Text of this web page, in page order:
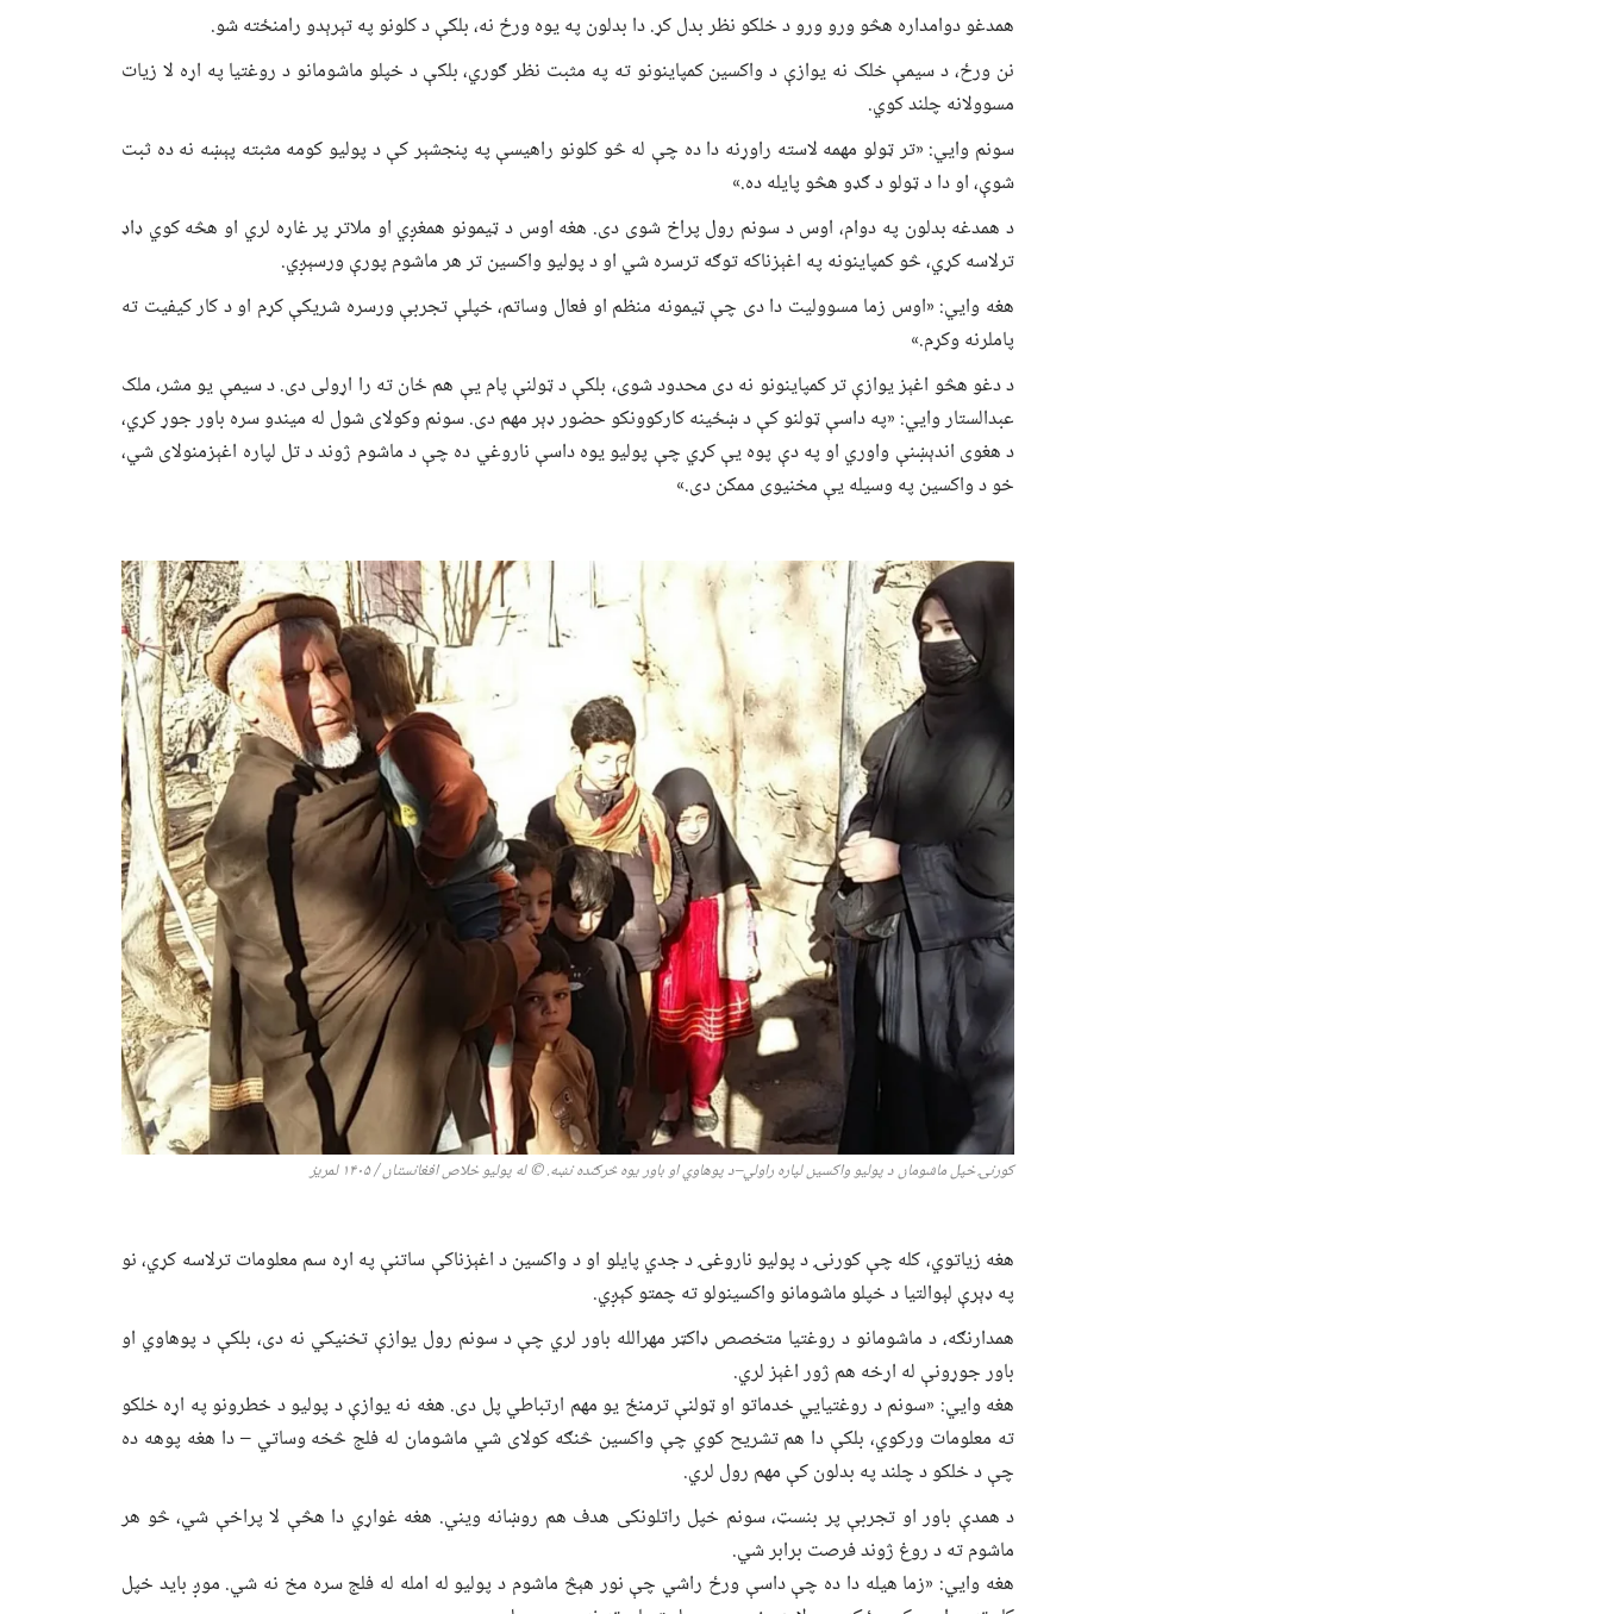
همدغو دوامداره هڅو ورو ورو د خلکو نظر بدل کړ. دا بدلون په یوه ورځ نه، بلکې د کلونو په تېرېدو رامنځته شو.
نن ورځ، د سیمې خلک نه یوازې د واکسین کمپاینونو ته په مثبت نظر ګوري، بلکې د خپلو ماشومانو د روغتیا په اړه لا زیات
مسوولانه چلند کوي.
سونم وایي: «تر ټولو مهمه لاسته راوړنه دا ده چې له څو کلونو راهیسې په پنجشېر کې د پولیو کومه مثبته پېښه نه ده ثبت
شوې، او دا د ټولو د ګډو هڅو پایله ده.»
د همدغه بدلون په دوام، اوس د سونم رول پراخ شوی دی. هغه اوس د ټیمونو همغږي او ملاتړ پر غاړه لري او هڅه کوي ډاډ
ترلاسه کړي، څو کمپاینونه په اغېزناکه توګه ترسره شي او د پولیو واکسین تر هر ماشوم پورې ورسېږي.
هغه وایي: «اوس زما مسوولیت دا دی چې ټیمونه منظم او فعال وساتم، خپلې تجربې ورسره شریکې کړم او د کار کیفیت ته
پاملرنه وکړم.»
د دغو هڅو اغېز یوازې تر کمپاینونو نه دی محدود شوی، بلکې د ټولنې پام یې هم ځان ته را اړولی دی. د سیمې یو مشر، ملک
عبدالستار وایي: «په داسې ټولنو کې د ښځینه کارکوونکو حضور ډېر مهم دی. سونم وکولای شول له میندو سره باور جوړ کړي،
د هغوی اندېښنې واوري او په دې پوه یې کړي چې پولیو یوه داسې ناروغي ده چې د ماشوم ژوند د تل لپاره اغېزمنولای شي،
خو د واکسین په وسیله یې مخنیوی ممکن دی.»
کورنۍ خپل ماشومان د پولیو واکسین لپاره راولي–د پوهاوي او باور یوه څرګنده نښه.
©له پولیو خلاص افغانستان /۱۴۰۵ لمریز
هغه زیاتوي، کله چې کورنۍ د پولیو ناروغۍ د جدي پایلو او د واکسین د اغېزناکې ساتنې په اړه سم معلومات ترلاسه کړي، نو
په ډېرې لېوالتیا د خپلو ماشومانو واکسینولو ته چمتو کېږي.
همدارنګه، د ماشومانو د روغتیا متخصص ډاکټر مهرالله باور لري چې د سونم رول یوازې تخنیکي نه دی، بلکې د پوهاوي او
باور جوړونې له اړخه هم ژور اغېز لري.
هغه وایي: «سونم د روغتیايي خدماتو او ټولنې ترمنځ یو مهم ارتباطي پل دی. هغه نه یوازې د پولیو د خطرونو په اړه خلکو
ته معلومات ورکوي، بلکې دا هم تشریح کوي چې واکسین څنګه کولای شي ماشومان له فلج څخه وساتي – دا هغه پوهه ده
چې د خلکو د چلند په بدلون کې مهم رول لري.
د همدې باور او تجربې پر بنسټ، سونم خپل راتلونکی هدف هم روښانه ویني. هغه غواړي دا هڅې لا پراخې شي، څو هر
ماشوم ته د روغ ژوند فرصت برابر شي.
هغه وایي: «زما هیله دا ده چې داسې ورځ راشي چې نور هېڅ ماشوم د پولیو له امله له فلج سره مخ نه شي. موږ باید خپل